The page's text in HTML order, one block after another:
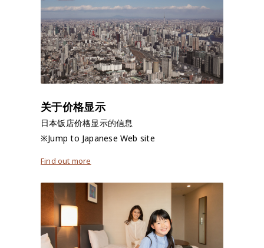
关于价格显示
日本饭店价格显示的信息
※Jump to Japanese Web site
Find out more